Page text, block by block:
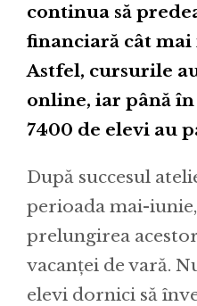
continua să
financiară cât
Astfel, cursurile
online, iar până
7400 de elevi au
După succesul
perioada mai-iunie,
prelungirea
vacanței de vară.
elevi dornici să